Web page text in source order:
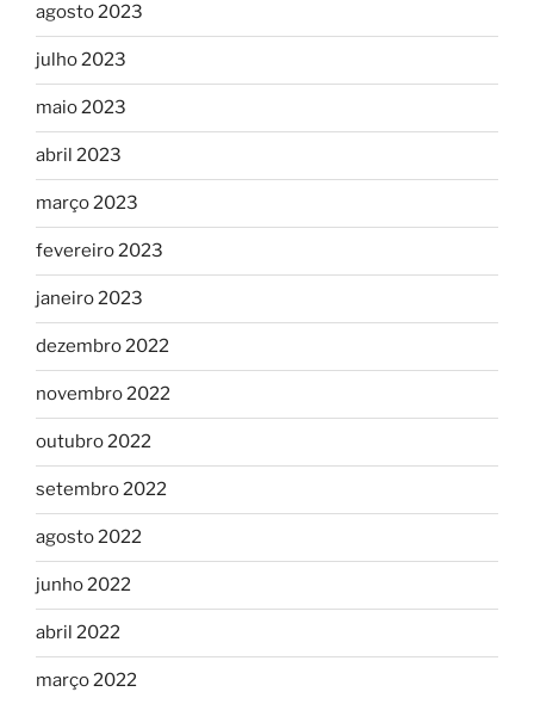
agosto 2023
julho 2023
maio 2023
abril 2023
março 2023
fevereiro 2023
janeiro 2023
dezembro 2022
novembro 2022
outubro 2022
setembro 2022
agosto 2022
junho 2022
abril 2022
março 2022